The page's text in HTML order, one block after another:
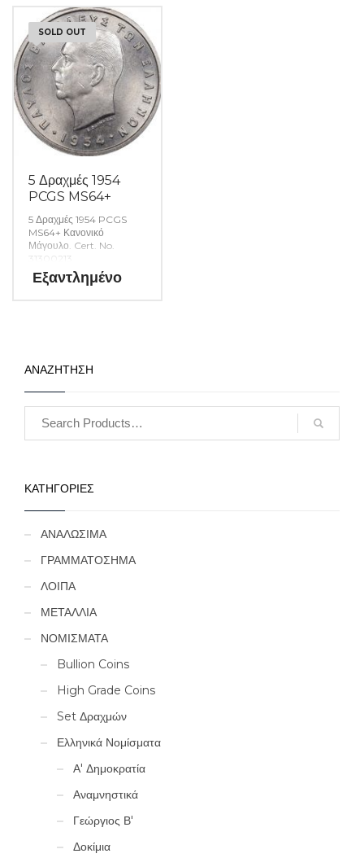
SOLD OUT
5 Δραχμές 1954
PCGS MS64+
5 Δραχμές 1954 PCGS
MS64+ Κανονικό
Μάγουλο. Cert. No.
31300213
Εξαντλημένο
ΑΝΑΖΗΤΗΣΗ
ΚΑΤΗΓΟΡΙΕΣ
ΑΝΑΛΩΣΙΜΑ
ΓΡΑΜΜΑΤΟΣΗΜΑ
ΛΟΙΠΑ
ΜΕΤΑΛΛΙΑ
ΝΟΜΙΣΜΑΤΑ
Bullion Coins
High Grade Coins
Set Δραχμών
Ελληνικά Νομίσματα
Α' Δημοκρατία
Αναμνηστικά
Γεώργιος Β'
Δοκίμια